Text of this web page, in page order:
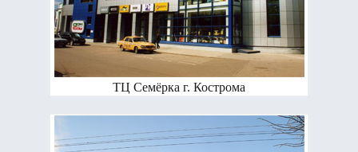
ТЦ Семёрка г. Кострома